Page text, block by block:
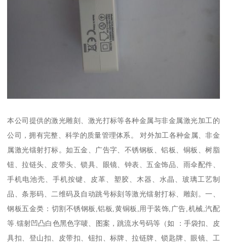
本公司提供的激光雕刻、激光打标等各种金属与非金属激光加工的
公司，拥有完整、科学的质量管理体系。 对外加工各种金属、非金
属激光镭射打标。如五金、广告字、不锈钢板、铝板、铜板、树脂
钮、拉链头、皮带头、锁具、眼镜、钟表、五金饰品、雨伞配件、
手机电池壳、手机按键、皮革、塑胶、木器、水晶、玻璃工艺制
品、条形码、二维码及自动跳号标刻等激光镭射打标、雕刻。一、
钢板五金类：切割不锈钢板,铝板,黄铜板,用于装饰,广告,机械,汽配
等.镭射凹凸白色黑色字唛、图案，跳流水号码等（如 ：手袋扣、皮
具扣、登山扣、皮带扣、钮扣、标牌、拉链牌、锁匙牌、眼镜、工